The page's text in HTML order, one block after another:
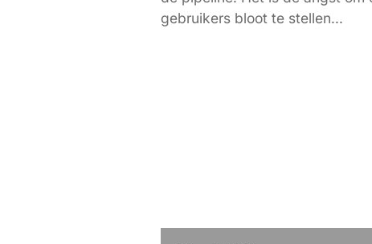
gebruikers bloot te stellen...